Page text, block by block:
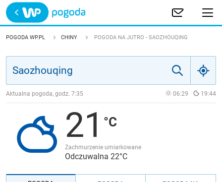
Trwa ładowanie
POLSKA
JAKOŚĆ POWIETRZA
POGODA WP.PL CHINY POGODA NA JUTRO - SAOZHOUQING
Aktualna pogoda, godz. 7:35 06:29 19:44
21
Zachmurzenie umiarkowane
Odczuwalna 22°C